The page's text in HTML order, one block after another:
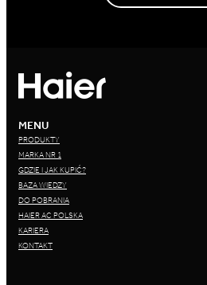
MENU
PRODUKTY
MARKA NR 1
GDZIE I JAK KUPIĆ?
BAZA WIEDZY
DO POBRANIA
HAIER AC POLSKA
KARIERA
KONTAKT